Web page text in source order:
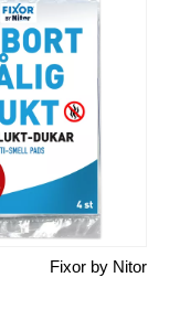
Fixor by Nitor